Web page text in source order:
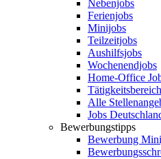
Nebenjobs
Ferienjobs
Minijobs
Teilzeitjobs
Aushilfsjobs
Wochenendjobs
Home-Office
Alle
Jobs
Bewerbungstipps
Bewerbung